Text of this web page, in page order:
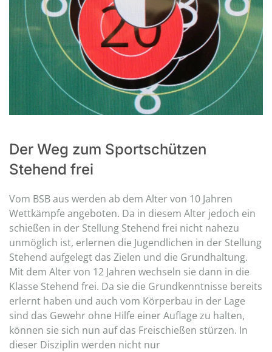
Der Weg zum Sportschützen
Stehend frei
Vom BSB aus werden ab dem Alter von 10 Jahren
Wettkämpfe angeboten. Da in diesem Alter jedoch ein
schießen in der Stellung Stehend frei nicht nahezu
unmöglich ist, erlernen die Jugendlichen in der Stellung
Stehend aufgelegt das Zielen und die Grundhaltung.
Mit dem Alter von 12 Jahren wechseln sie dann in die
Klasse Stehend frei. Da sie die Grundkenntnisse bereits
erlernt haben und auch vom Körperbau in der Lage
sind das Gewehr ohne Hilfe einer Auflage zu halten,
können sie sich nun auf das Freischießen stürzen. In
dieser Disziplin werden nicht nur